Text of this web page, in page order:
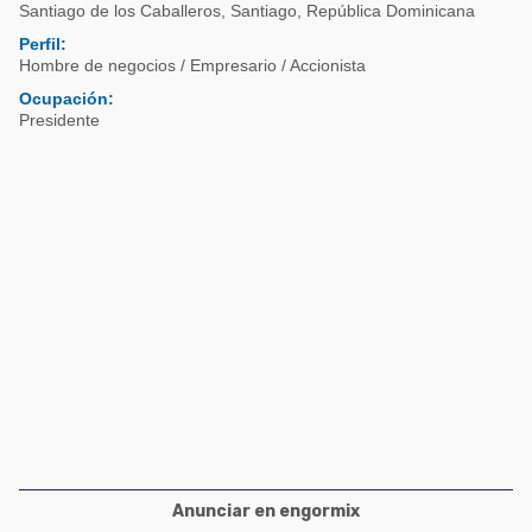
Acuacultura
Micotoxinas
Avicultura
Comunidades en portugués
Micotoxinas
Avicultura
Santiago de los Caballeros Santiago República Dominicana
Perfil:
Hombre de negocios / Empresario / Accionista
Ocupación:
Presidente
Anunciar en engormix